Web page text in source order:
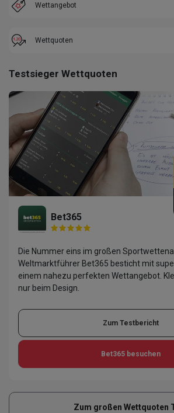
Wettangebot
Wettquoten
Testsieger Wettquoten
Bet365
Die Nummer eins im großen
Weltmarktführer Bet365 besticht mit
einem nahezu perfekten Wettangebot.
nur beim Design.
Zum Testbericht
Bet365 besuchen
Zum großen Wettquoten